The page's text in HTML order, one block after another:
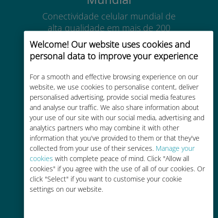
Welcome! Our website uses cookies and
personal data to improve your experience
For a smooth and effective browsing experience on our
website, we use cookies to personalise content, deliver
personalised advertising, provide social media features
and analyse our traffic. We also share information about
your use of our site with our social media, advertising and
analytics partners who may combine it with other
information that you've provided to them or that they've
collected from your use of their services. Manage your
cookies with complete peace of mind. Click "Allow all
cookies" if you agree with the use of all of our cookies. Or
click "Select" if you want to customise your cookie
settings on our website.
Conectividade celular mundial de
alta qualidade em mais de 200
destinos
Custo-benefício
Até 90% mais barato do que as
tarifas de roaming de sua
operadora atual